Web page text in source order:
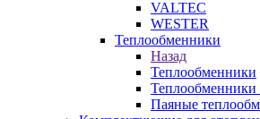
VALTEC
WESTER
Теплообменники
Назад
Теплообменники
Теплообменники
Паяные